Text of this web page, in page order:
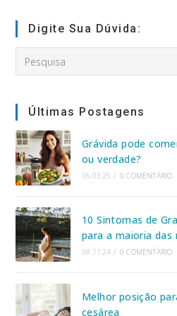
(opcional)
Digite Sua Dúvida:
this
Últimas Postagens
Grávida pode
ou verdade?
06.03.25 / 0 COMENTÁRIO
10 Sintomas de
para a maioria das
08.11.24 / 0 COMENTÁRIO
Melhor posição
cesárea